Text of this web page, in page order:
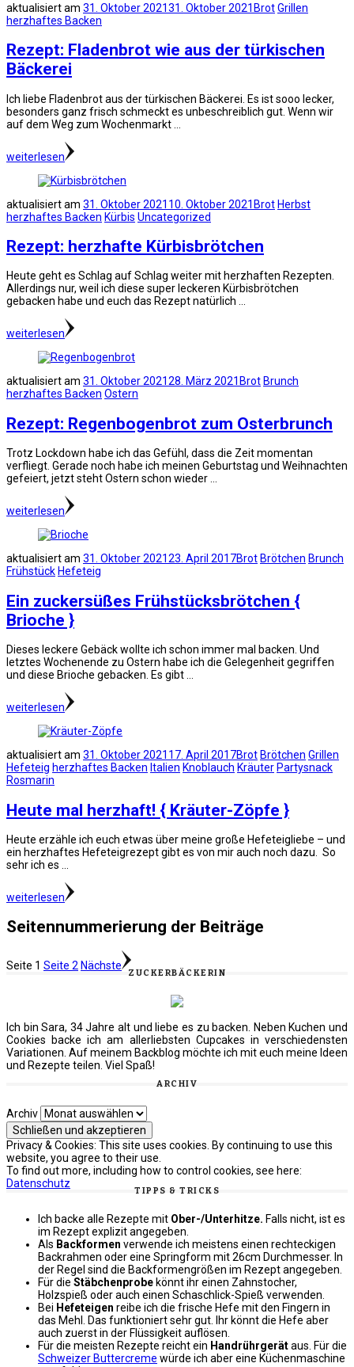
aktualisiert am 31. Oktober 202131. Oktober 2021 BrotGrillen
herzhaftes Backen
Rezept: Fladenbrot wie aus der türkischen
Bäckerei
Ich liebe Fladenbrot aus der türkischen Bäckerei. Es ist sooo lecker,
besonders ganz frisch schmeckt es unbeschreiblich gut. Wenn wir
auf dem Weg zum Wochenmarkt …
weiterlesen
aktualisiert am 31. Oktober 2021 10. Oktober 2021BrotHerbst
herzhaftes Backen Kürbis Uncategorized
Rezept: herzhafte Kürbisbrötchen
Heute geht es Schlag auf Schlag weiter mit herzhaften Rezepten.
Allerdings nur, weil ich diese super leckeren Kürbisbrötchen
gebacken habe und euch das Rezept natürlich …
weiterlesen
aktualisiert am 31. Oktober 202128. März 2021 Brot Brunch
herzhaftes Backen Ostern
Rezept: Regenbogenbrot zum Osterbrunch
Trotz Lockdown habe ich das Gefühl, dass die Zeit momentan
verfliegt. Gerade noch habe ich meinen Geburtstag und Weihnachten
gefeiert, jetzt steht Ostern schon wieder …
weiterlesen
aktualisiert am 31. Oktober 202123. April 2017Brot Brötchen Brunch
Frühstück Hefeteig
Ein zuckersüßes Frühstücksbrötchen {
Brioche }
Dieses leckere Gebäck wollte ich schon immer mal backen. Und
letztes Wochenende zu Ostern habe ich die Gelegenheit gegriffen
und diese Brioche gebacken. Es gibt …
weiterlesen
aktualisiert am 31. Oktober 2021 17. April 2017Brot Brötchen Grillen
Hefeteig herzhaftes Backen Italien Knoblauch Kräuter Partysnack
Rosmarin
Heute mal herzhaft! { Kräuter-Zöpfe }
Heute erzähle ich euch etwas über meine große Hefeteigliebe – und
ein herzhaftes Hefeteigrezept gibt es von mir auch noch dazu. So
sehr ich es …
weiterlesen
Seitennummerierung der Beiträge
Seite 1 Seite 2 Nächste
ZUCKERBÄCKERIN
Ich bin Sara, 34 Jahre alt und liebe es zu backen. Neben Kuchen und
Cookies backe ich am allerliebsten Cupcakes in verschiedensten
Variationen. Auf meinem Backblog möchte ich mit euch meine Ideen
und Rezepte teilen. Viel Spaß!
ARCHIV
Archiv
Privacy & Cookies: This site uses cookies. By continuing to use this
website, you agree to their use.
To find out more, including how to control cookies, see here:
Datenschutz
TIPPS & TRICKS
Ich backe alle Rezepte mit Ober-/Unterhitze. Falls nicht, ist es
im Rezept explizit angegeben.
Als Backformen verwende ich meistens einen rechteckigen
Backrahmen oder eine Springform mit 26cm Durchmesser. In
der Regel sind die Backformengrößen im Rezept angegeben.
Für die Stäbchenprobe könnt ihr einen Zahnstocher,
Holzspieß oder auch einen Schaschlick-Spieß verwenden.
Bei Hefeteigen reibe ich die frische Hefe mit den Fingern in
das Mehl. Das funktioniert sehr gut. Ihr könnt die Hefe aber
auch zuerst in der Flüssigkeit auflösen.
Für die meisten Rezepte reicht ein Handrührgerätaus. Für die
Schweizer Buttercreme würde ich aber eine Küchenmaschine